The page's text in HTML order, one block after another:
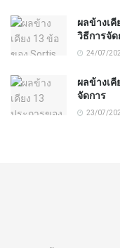
ผลข้างเ
วิธีการจัด
24/07/
ผลข้างเ
จัดการ
23/07/